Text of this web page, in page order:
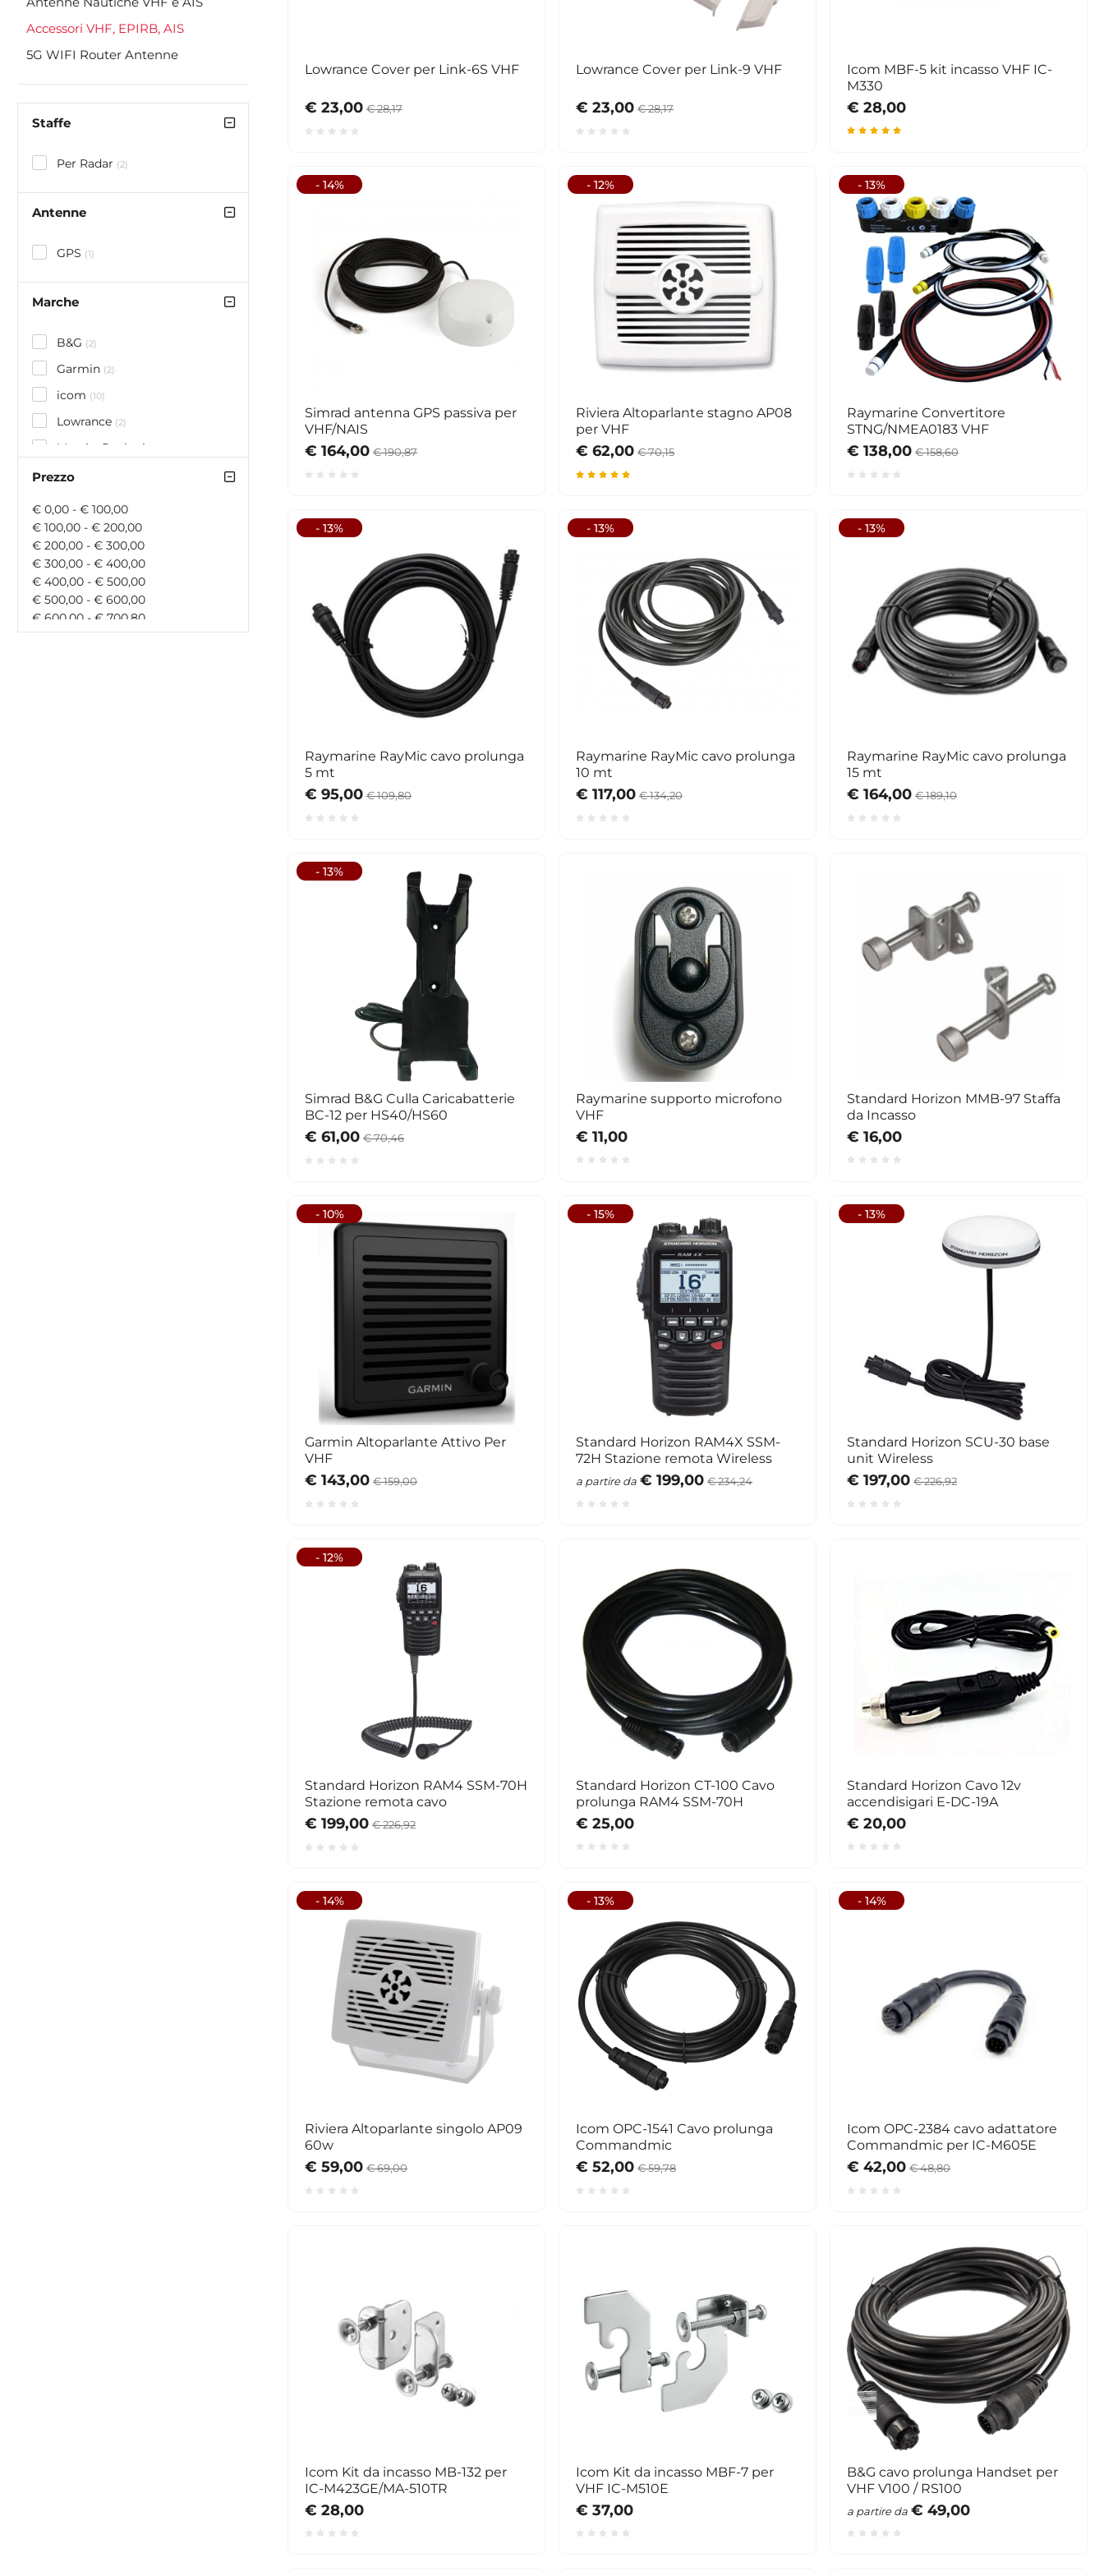
Accessori VHF, EPIRB, AIS
5G WIFI Router Antenne
Staffe
Per Radar (2)
Antenne
GPS (1)
Marche
B&G (2)
Garmin (2)
icom (10)
Lowrance (2)
Messi e Paoloni
Raymarine
SCANSTRUT(2)
Shakespeare(3)
Simrad(1)
Standard Horizon
SENA(1)
Prezzo
€ 0,00 - € 100,00
€ 100,00 - € 200,00
€ 200,00 - € 300,00
€ 300,00 - € 400,00
€ 400,00 - € 500,00
€ 500,00 - € 600,00
€ 600,00 - € 700,80
€ 700,80 - € 900,00
Lowrance Cover per Link-6S VHF
€ 23,00 € 28,17
Lowrance Cover per Link-9 VHF
€ 23,00 € 28,17
Icom MBF-5 kit incasso VHF IC-
M330
€ 28,00
- 14%
Simrad antenna GPS passiva per
VHF/NAIS
€ 164,00 € 190,87
- 12%
Riviera Altoparlante stagno AP08
per VHF
€ 62,00 € 70,15
- 13%
Raymarine Convertitore
STNG/NMEA0183 VHF
€ 138,00 € 158,60
- 13%
Raymarine RayMic cavo prolunga
5 mt
€ 95,00 € 109,80
- 13%
Raymarine RayMic cavo prolunga
10 mt
€ 117,00 € 134,20
- 13%
Raymarine RayMic cavo prolunga
15 mt
€ 164,00 € 189,10
- 13%
Simrad B&G Culla Caricabatterie
BC-12 per HS40/HS60
€ 61,00 € 70,46
Raymarine supporto microfono
VHF
€ 11,00
Standard Horizon MMB-97 Staffa
da Incasso
€ 16,00
- 10%
Garmin Altoparlante Attivo Per
VHF
€ 143,00 € 159,00
- 15%
Standard Horizon RAM4X SSM-
72H Stazione remota Wireless
a partire da € 199,00 € 234,24
- 13%
Standard Horizon SCU-30 base
unit Wireless
€ 197,00 € 226,92
- 12%
Standard Horizon RAM4 SSM-70H
Stazione remota cavo
€ 199,00 € 226,92
Standard Horizon CT-100 Cavo
prolunga RAM4 SSM-70H
€ 25,00
Standard Horizon Cavo 12v
accendisigari E-DC-19A
€ 20,00
- 14%
Riviera Altoparlante singolo AP09
60w
€ 59,00 € 69,00
- 13%
Icom OPC-1541 Cavo prolunga
Commandmic
€ 52,00 € 59,78
- 14%
Icom OPC-2384 cavo adattatore
Commandmic per IC-M605E
€ 42,00 € 48,80
Icom Kit da incasso MB-132 per
IC-M423GE/MA-510TR
€ 28,00
Icom Kit da incasso MBF-7 per
VHF IC-M510E
€ 37,00
B&G cavo prolunga Handset per
VHF V100 / RS100
a partire da € 49,00